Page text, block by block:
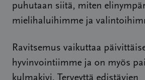
puhutaan siitä, miten
mielihaluihimme ja
Ravitsemus vaikuttaa
hyvinvointiimme ja on myös
kulmakivi. Terveyttä edistävien